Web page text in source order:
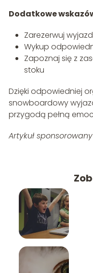
Dodatkowe
Zarezerwuj
Wykup
Zapoznaj się z
stoku
Dzięki odpowiedniej
snowboardowy
przygodą pełną
Artykuł sponsorowany